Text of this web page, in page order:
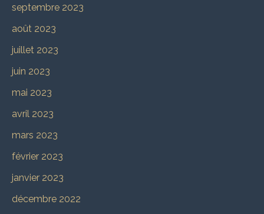
septembre 2023
août 2023
juillet 2023
juin 2023
mai 2023
avril 2023
mars 2023
février 2023
janvier 2023
décembre 2022